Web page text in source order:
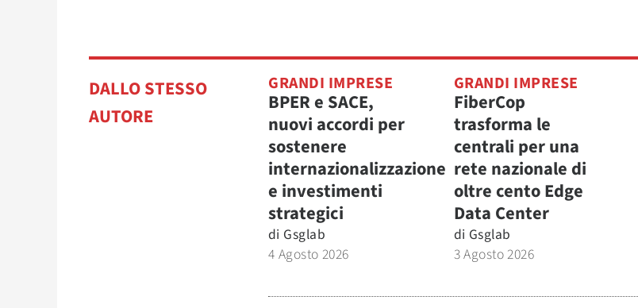
DALLO STESSO
AUTORE
GRANDI IMPRESE
BPER e SACE,
nuovi accordi per
sostenere
internazionalizzazione
e investimenti
strategici
di Gsglab
4 Agosto 2026
GRANDI IMPRESE
FiberCop
trasforma le
centrali per una
rete nazionale di
oltre cento Edge
Data Center
di Gsglab
3 Agosto 2026